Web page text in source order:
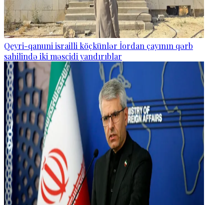
Qeyri-qanuni israilli köçkünlər İordan çayının qərb
sahilində iki məscidi yandırıblar